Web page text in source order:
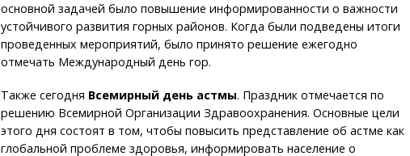
основной задачей было повышение информированности о важности
устойчивого развития горных районов. Когда были подведены итоги
проведенных мероприятий, было принято решение ежегодно
отмечать Международный день гор.
Также сегодня Всемирный день астмы. Праздник отмечается по
решению Всемирной Организации Здравоохранения. Основные цели
этого дня состоят в том, чтобы повысить представление об астме как
глобальной проблеме здоровья, информировать население о